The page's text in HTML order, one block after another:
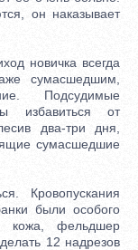
он наказывает
новичка всегда
сумасшедшим,
Подсудимые
избавиться от
два-три дня,
сумасшедшие
Кровопускания
были особого
кожа, фельдшер
12 надрезов